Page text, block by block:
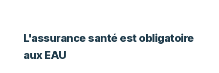
L'assurance santé est obligatoire
aux EAU